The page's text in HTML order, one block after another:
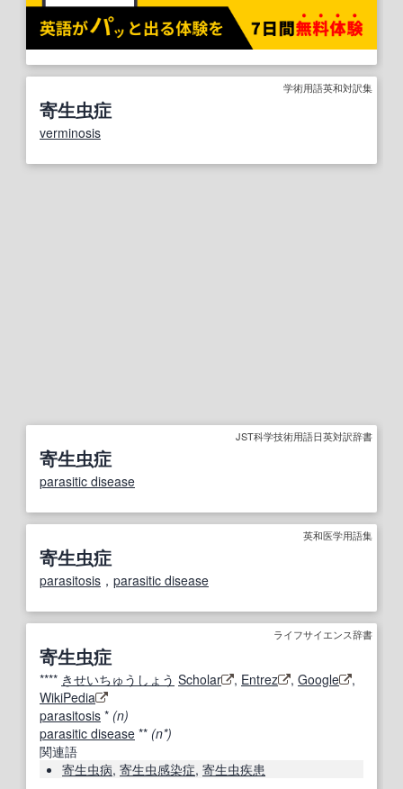
学術用語英和対訳集
寄生虫症
verminosis
JST科学技術用語日英対訳辞書
寄生虫症
parasitic disease
英和医学用語集
寄生虫症
parasitosis ， parasitic disease
ライフサイエンス辞書
寄生虫症
**** きせいちゅうしょう Scholar , Entrez , Google
,
WikiPedia
parasitosis * (n)
parasitic disease ** (n*)
関連語
寄生虫病, 寄生虫感染症, 寄生虫疾患